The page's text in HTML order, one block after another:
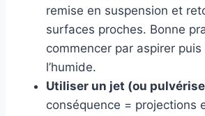
remise en suspension et
surfaces proches. Bonne
commencer par aspirer puis
l’humide.
Utiliser un jet (ou
conséquence = projections